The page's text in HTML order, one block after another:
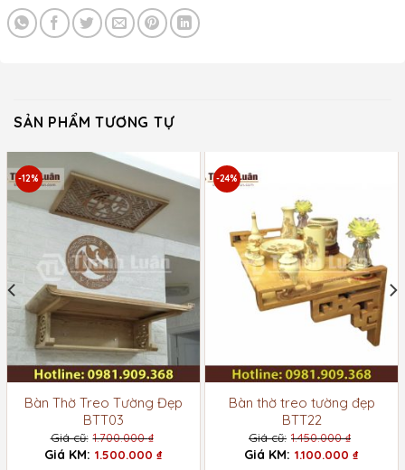
SẢN PHẨM TƯƠNG TỰ
-12%
Bàn Thờ Treo Tường Đẹp
BTT03
1.700.000₫
Giá
gốc
1.500.000 ₫
-24%
Bàn thờ treo tường đẹp
BTT22
1.450.000₫
Giá
gốc
1.100.000 ₫